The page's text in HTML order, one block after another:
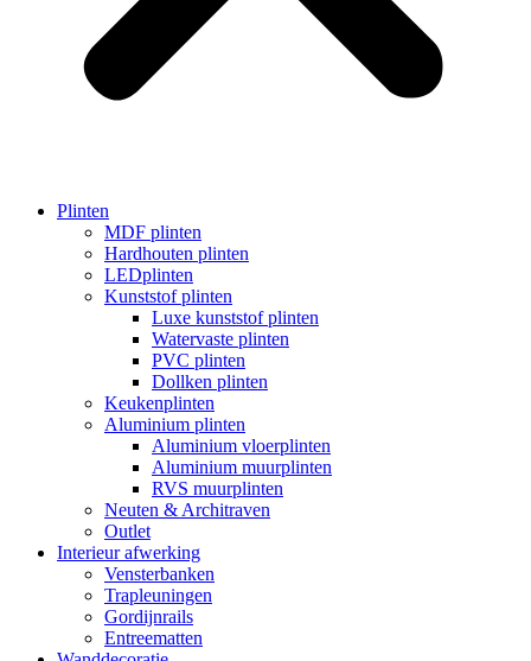
Plinten
MDF plinten
Hardhouten plinten
LEDplinten
Kunststof plinten
Luxe kunststof plinten
Watervaste plinten
PVC plinten
Dollken plinten
Keukenplinten
Aluminium plinten
Aluminium vloerplinten
Aluminium muurplinten
RVS muurplinten
Neuten & Architraven
Outlet
Interieur afwerking
Vensterbanken
Trapleuningen
Gordijnrails
Entreematten